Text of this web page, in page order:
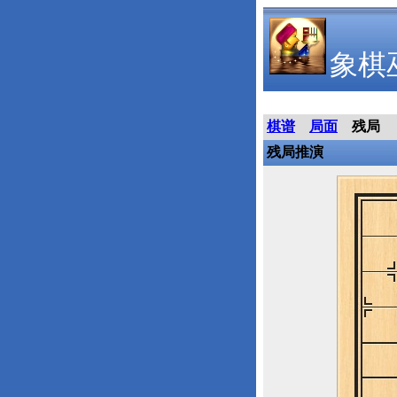
象棋
棋谱 局面
残局
残局推演